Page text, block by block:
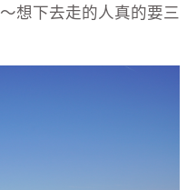
想下去走的人真的要三